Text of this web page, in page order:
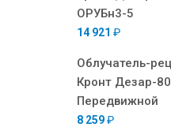
ОРУБн3-5
14 921 ₽
Облучатель-
Кронт Дезар-
Передвижной
8 259₽